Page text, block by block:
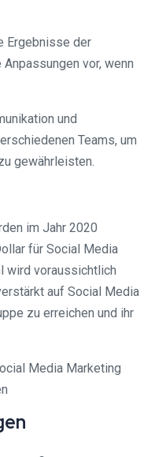
Ergebnisse der
vor, wenn
und
Teams, um
gewährleisten.
im Jahr 2020
für Social Media
wird voraussichtlich
auf Social Media
zu erreichen und ihr